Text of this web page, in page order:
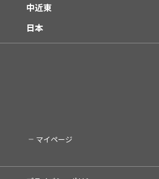
中近東
日本
マイページ